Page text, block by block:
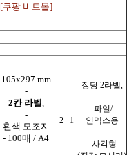
[쿠팡 비트몰]
105x297 mm
-
2칸 라벨
-
흰색 모조지
- 100매 / A4
2 1
장당 2라벨,
파일/
인덱스용
- 사각형